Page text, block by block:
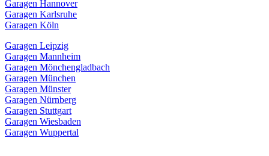
Garagen Hannover
Garagen Karlsruhe
Garagen Köln
Garagen Leipzig
Garagen Mannheim
Garagen Mönchengladbach
Garagen München
Garagen Münster
Garagen Nürnberg
Garagen Stuttgart
Garagen Wiesbaden
Garagen Wuppertal